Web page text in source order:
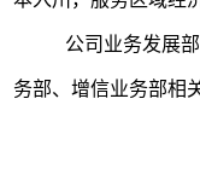
公司业务发展
务部、增信业务部相